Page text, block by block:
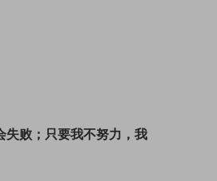
失败；只要我不努力，我